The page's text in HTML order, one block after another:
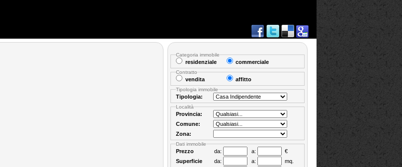
Categoria immobile
residenziale commerciale
Contratto
vendita affitto
Tipologia immobile
Tipologia:
Località
Provincia:
Comune:
Zona:
Dati immobile
Prezzo da: a:
€
Superficie
da: a:
mq.